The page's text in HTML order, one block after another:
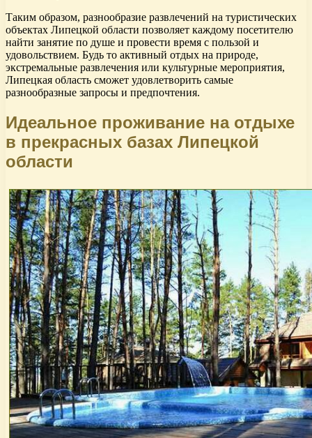
Таким образом, разнообразие развлечений на туристических
объектах Липецкой области позволяет каждому посетителю
найти занятие по душе и провести время с пользой и
удовольствием. Будь то активный отдых на природе,
экстремальные развлечения или культурные мероприятия,
Липецкая область сможет удовлетворить самые
разнообразные запросы и предпочтения.
Идеальное проживание на отдыхе
в прекрасных базах Липецкой
области